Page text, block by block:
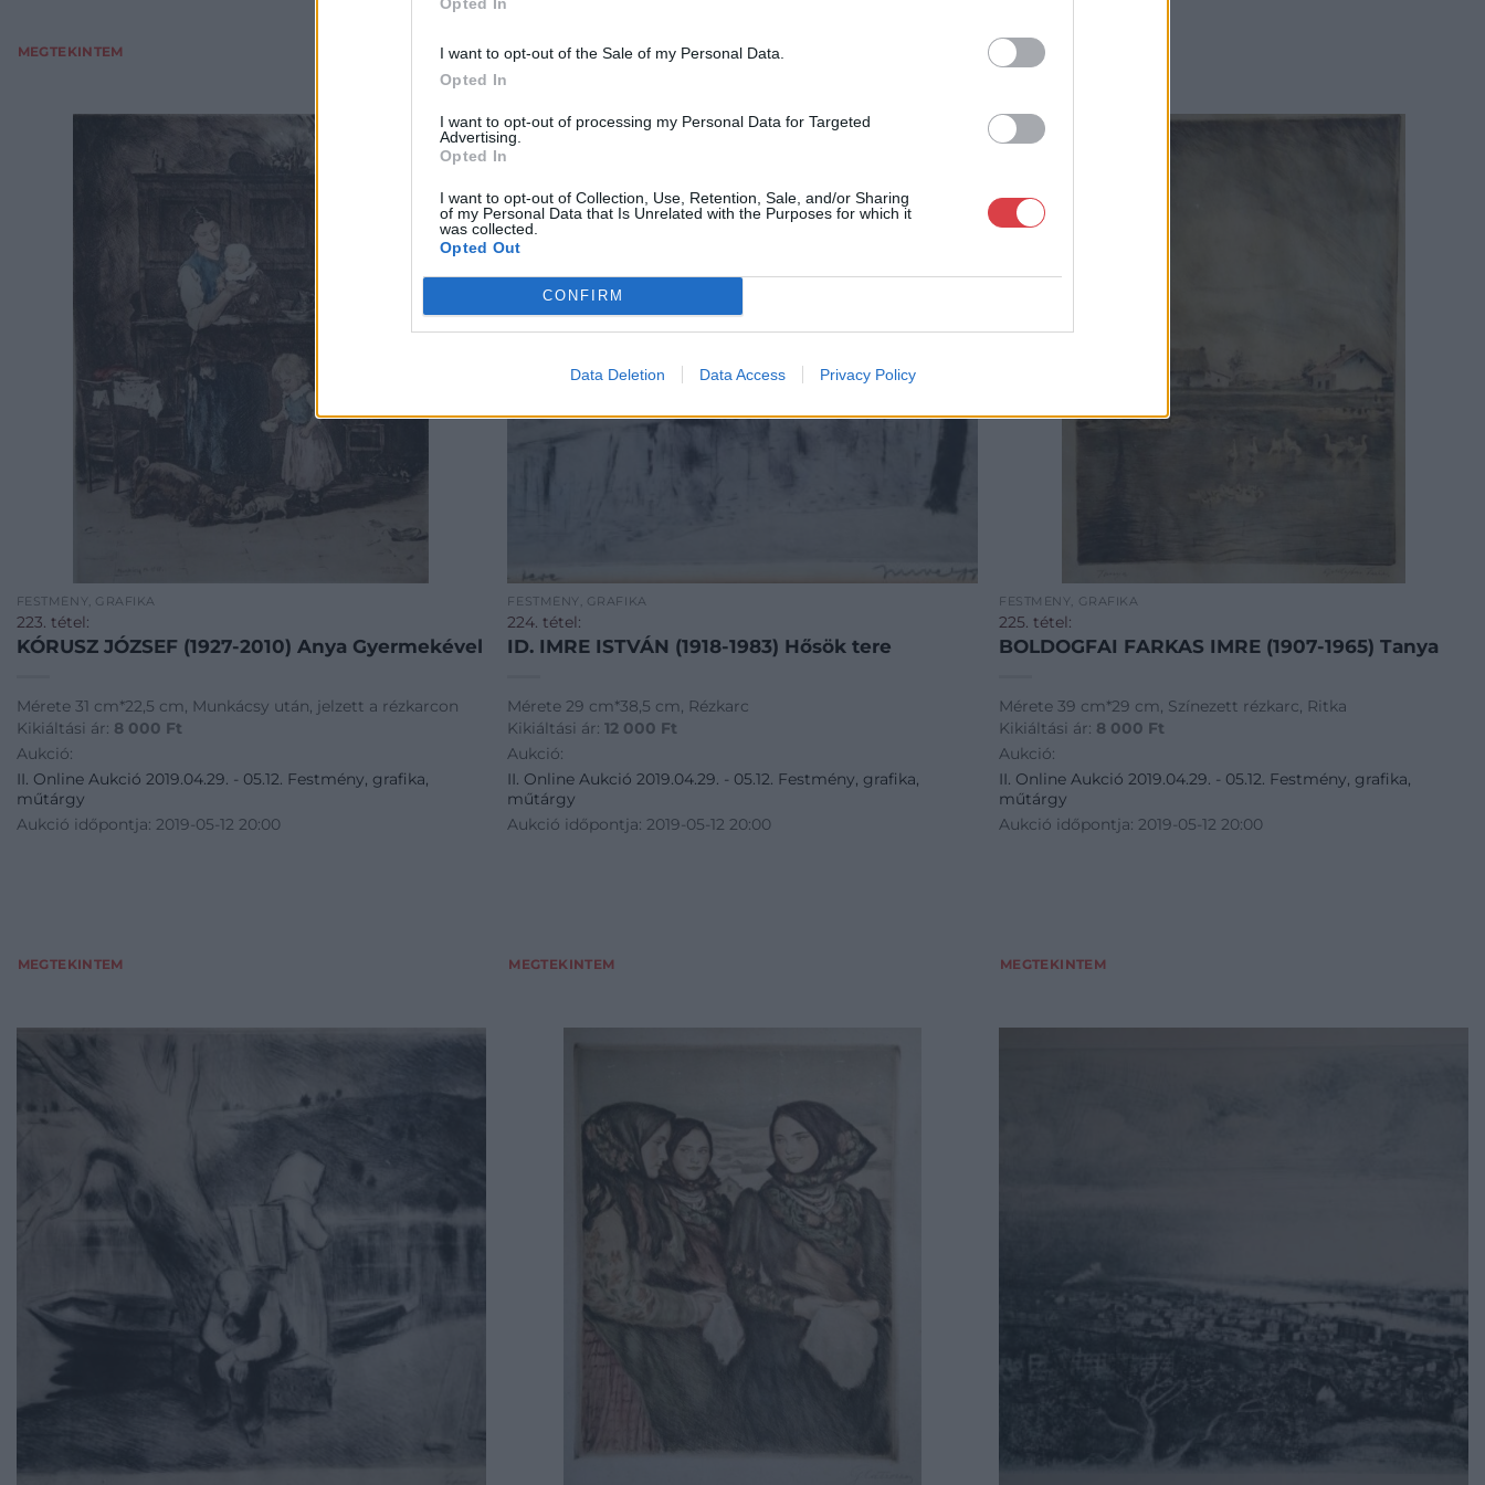
I want to opt-out of the Sale of my Personal Data.
Opted In
I want to opt-out of processing my Personal Data for Targeted
Advertising.
Opted In
I want to opt-out of Collection, Use, Retention, Sale, and/or Sharing
of my Personal Data that Is Unrelated with the Purposes for which it
was collected.
Opted Out
CONFIRM
Data Deletion Data Access Privacy Policy
MEGTEKINTEM MEGTEKINTEM MEGTEKINTEM
FESTMÉNY, GRAFIKA
223. tétel:
KÓRUSZ JÓZSEF (1927-2010) Anya Gyermekével
Mérete 31 cm*22,5 cm, Munkácsy után, jelzett a rézkarcon
Kikiáltási ár: 8 000 Ft
Aukció:
II. Online Aukció 2019.04.29. - 05.12. Festmény, grafika,
műtárgy
Aukció időpontja: 2019-05-12 20:00
MEGTEKINTEM
FESTMÉNY, GRAFIKA
224. tétel:
ID. IMRE ISTVÁN (1918-1983) Hősök tere
Mérete 29 cm*38,5 cm, Rézkarc
Kikiáltási ár:12 000 Ft
Aukció:
II. Online Aukció 2019.04.29. - 05.12. Festmény, grafika,
műtárgy
Aukció időpontja: 2019-05-12 20:00
MEGTEKINTEM
FESTMÉNY, GRAFIKA
225. tétel:
BOLDOGFAI FARKAS IMRE (1907-1965) Tanya
Mérete 39 cm*29 cm, Színezett rézkarc, Ritka
Kikiáltási ár: 8 000 Ft
Aukció:
II. Online Aukció 2019.04.29. - 05.12. Festmény, grafika,
műtárgy
Aukció időpontja: 2019-05-12 20:00
MEGTEKINTEM